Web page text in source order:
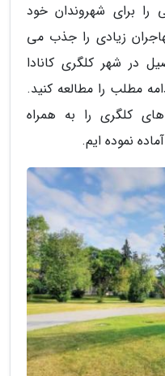
را برای شهروندان خود
زیادی را جذب می
در شهر کلگری کانادا
مطلب را مطالعه کنید.
کلگری را به همراه
نموده ایم.